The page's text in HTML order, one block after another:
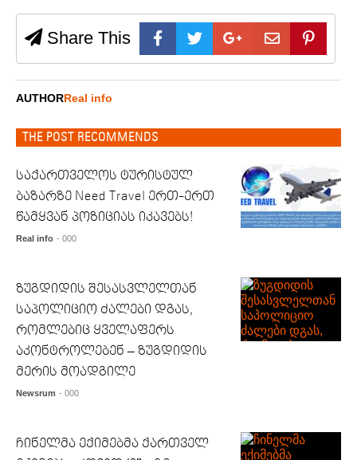
Share This
AUTHOR Real info
THE POST RECOMMENDS
საქართველოს ტურისტულ
ბაზარზე Need Travel ერთ-ერთ
წამყვან პოზიციას იკავებს!
Real info - 000
ზუგდიდის შესასვლელთან
საპოლიციო ძალები დგას,
რომლებიც ყველაფერს
აკონტროლებენ – ზუგდიდის
მერის მოადგილე
Newsrum - 000
ჩინელმა ექიმებმა ქართველ